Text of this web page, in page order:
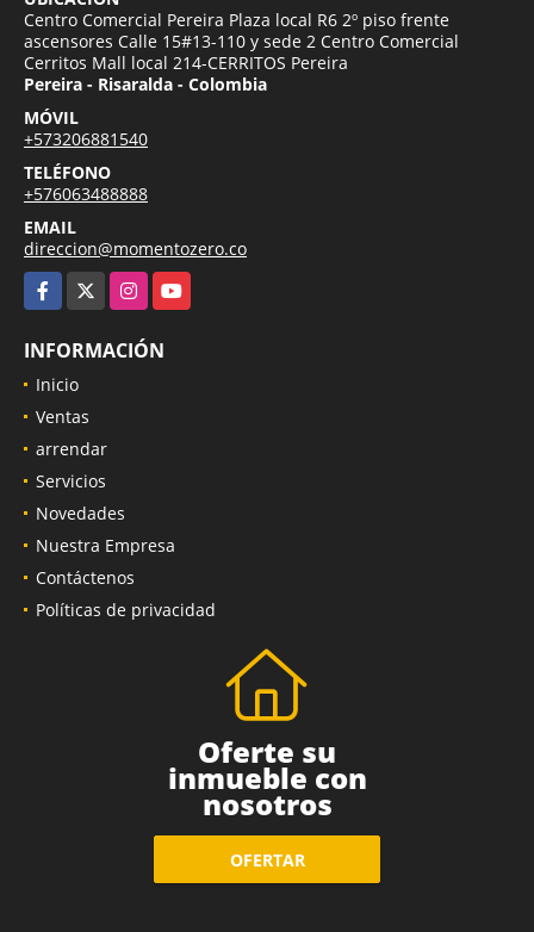
Centro Comercial Pereira Plaza local R6 2º piso frente
ascensores Calle 15#13-110 y sede 2 Centro Comercial
Cerritos Mall local 214-CERRITOS Pereira
Pereira - Risaralda - Colombia
MÓVIL
+573206881540
TELÉFONO
+576063488888
EMAIL
direccion@momentozero.co
Facebook
InstagramYouTube
INFORMACIÓN
Inicio
Ventas
arrendar
Servicios
Novedades
Nuestra Empresa
Contáctenos
Políticas de privacidad
Oferte su
inmueble con
nosotros
OFERTAR